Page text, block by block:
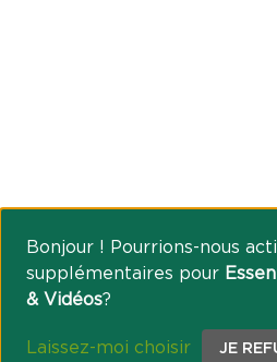
Bonjour ! Pourrions-nous
supplémentaires pour
& Vidéos?
Laissez-moi choisir JE